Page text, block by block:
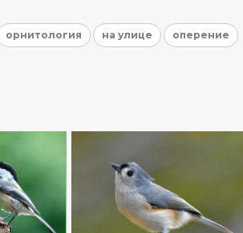
орнитология на улице оперение